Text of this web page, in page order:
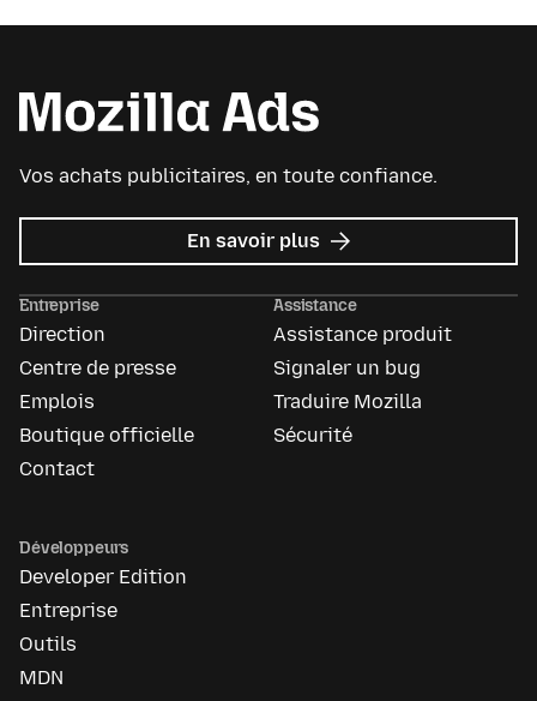
Vos achats publicitaires, en toute confiance.
En savoir plus sur
Mozilla
Entreprise
Direction
Centre de presse
Emplois
Boutique officielle
Contact
Assistance
Assistance produit
Signaler un bug
Traduire Mozilla
Sécurité
Développeurs
Developer Edition
Entreprise
Outils
MDN